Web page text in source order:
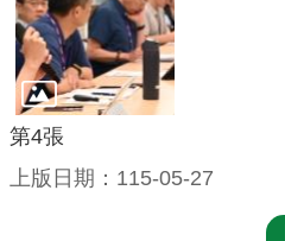
h
隱
私
權
政
第4張
上版日期：115-05-27